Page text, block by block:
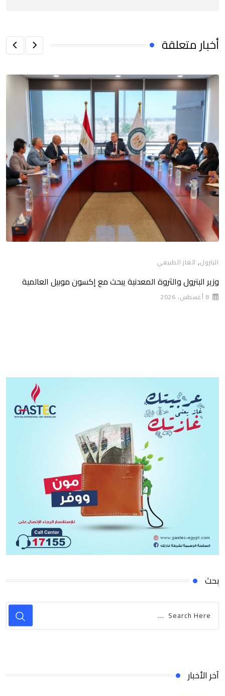
أخبار متعلقة
البترول, الغاز الطبيعي
وزير البترول والثروة المعدنية يبحث مع إكسون موبيل العالمية
8 أغسطس، 2026
بحث
آخر الأخبار